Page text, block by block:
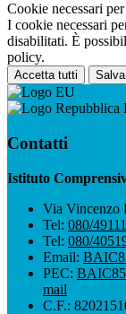
Cookie necessari
I cookie necessari
disabilitati. È
policy.
Accetta tutti
Contatti
Istituto
Via Vincenzo
Tel: 080/
Tel: 080/
Email:
PEC:
mail
C.F.: